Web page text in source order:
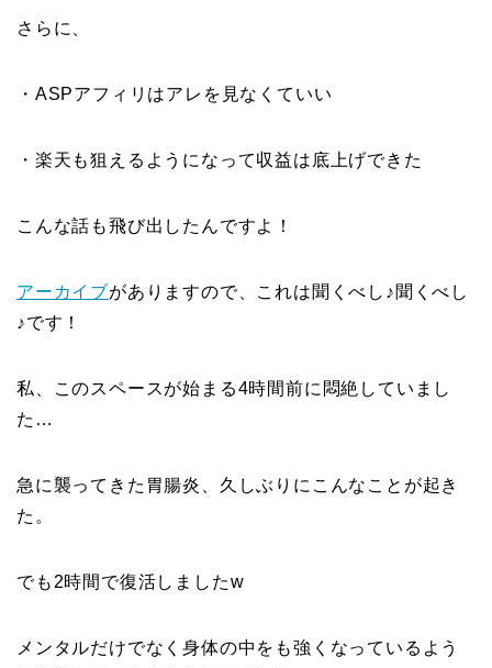
さらに、
・ASPアフィリはアレを見なくていい
・楽天も狙えるようになって収益は底上げできた
こんな話も飛び出したんですよ！
アーカイブがありますので、これは聞くべし♪聞くべし
♪です！
私、このスペースが始まる4時間前に悶絶していまし
た…
急に襲ってきた胃腸炎、久しぶりにこんなことが起き
た。
でも2時間で復活しましたw
メンタルだけでなく身体の中をも強くなっているよう